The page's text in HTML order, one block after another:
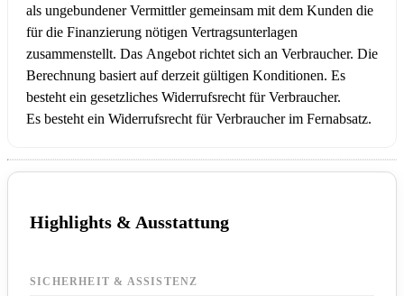
als ungebundener Vermittler gemeinsam mit dem Kunden die
für die Finanzierung nötigen Vertragsunterlagen
zusammenstellt. Das Angebot richtet sich an Verbraucher. Die
Berechnung basiert auf derzeit gültigen Konditionen. Es
besteht ein gesetzliches Widerrufsrecht für Verbraucher.
Es besteht ein Widerrufsrecht für Verbraucher im Fernabsatz.
Highlights & Ausstattung
SICHERHEIT & ASSISTENZ